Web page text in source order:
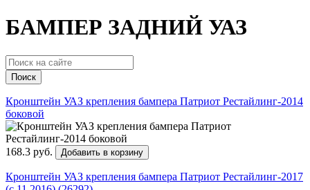
БАМПЕР ЗАДНИЙ УАЗ
Поиск
Кронштейн УАЗ крепления бампера Патриот Рестайлинг-2014
боковой
168.3 руб. Добавить в корзину
Кронштейн УАЗ крепления бампера Патриот Рестайлинг-2017